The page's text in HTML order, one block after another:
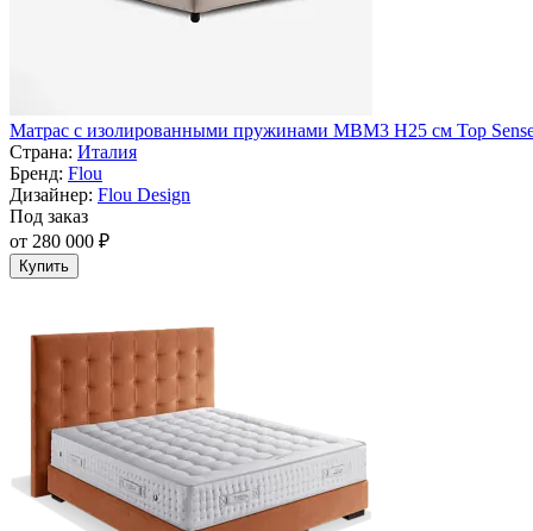
Матрас с изолированными пружинами MBM3 H25 см Top
Страна: Италия
Бренд: Flou
Дизайнер: Flou Design
Под заказ
от 280 000 ₽
Купить